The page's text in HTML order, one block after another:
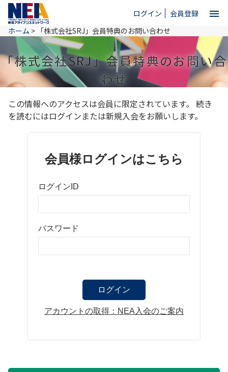
ログイン 会員登録 menu
close
ホーム
NEAとは
お問い合わせ
ホーム > 「株式会社SRJ」会員特典のお問い合わせ
「株式会社SRJ」会員特典のお問い合
わせ
この情報へのアクセスは会員に限定されています。 続き
を読むにはログインまたは新規入会をお願いします。
会員様ログインはこちら
ログインID
パスワード
アカウントの取得：NEA入会のご案内